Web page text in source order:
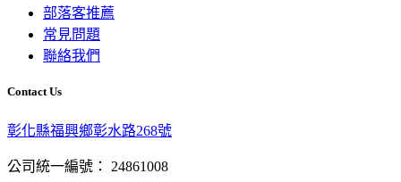
部落客推薦
常見問題
聯絡我們
Contact Us
彰化縣福興鄉彰水路268號
公司統一編號： 24861008